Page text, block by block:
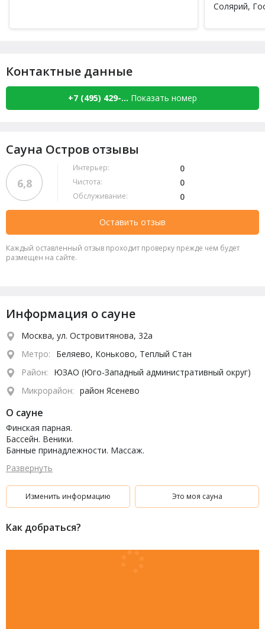
Солярий,
Халаты,
Контактные данные
+7 (495) 429-... Показать номер
Сауна Остров отзывы
6,8
Интерьер: 0
Чистота: 0
Обслуживание: 0
Оставить отзыв
Каждый оставленный отзыв проходит проверку прежде чем будет
размещен на сайте.
Информация о сауне
Москва, ул. Островитянова, 32а
Метро:
Беляево, Коньково, Теплый Стан
Район:
ЮЗАО (Юго-Западный административный округ)
Микрорайон: район Ясенево
О сауне
Финская парная.
Бассейн. Веники.
Банные принадлежности. Массаж.
комната отдыха.
Парковка.
Развернуть
Изменить информацию Это моя сауна
Как добраться?